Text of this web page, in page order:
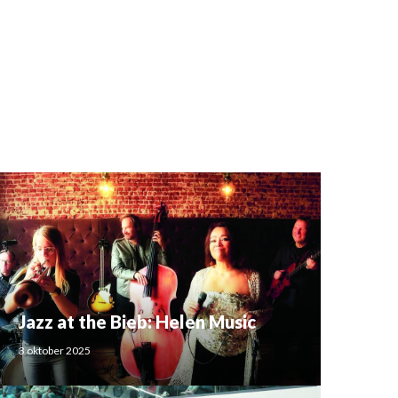
Jazz at the Bieb: Helen Music
3 oktober 2025